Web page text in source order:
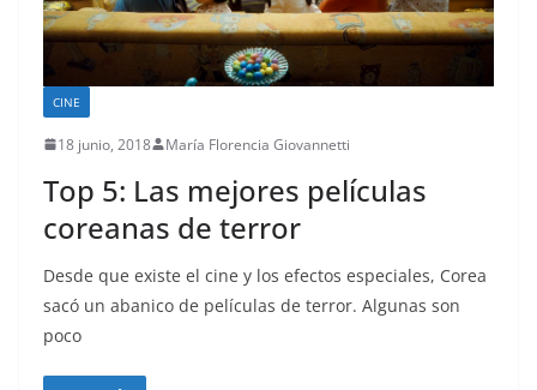
CINE
18 junio, 2018 María Florencia Giovannetti
Top 5: Las mejores películas
coreanas de terror
Desde que existe el cine y los efectos especiales, Corea
sacó un abanico de películas de terror. Algunas son
poco